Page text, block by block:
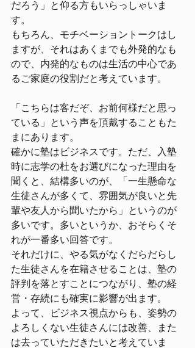
だろう」と仰る方もいらっしゃいま
す。
もちろん、モチベーショントークはし
ますが、それはあくまでも外発的なも
ので、内発的なものは生活の中心であ
るご家庭の役割だと考えています。
「こちらは客だぞ、お前何様だと思っ
ている」という声を頂戴することもた
まにあります。
確かに塾はビジネスです。ただ、入塾
時に志学の杜をお選びになった理由を
聞くと、結構多いのが、「一生懸命な
生徒さんが多くて、雰囲気が良いと先
輩や友人から聞いたから」というのが
多いです。多いというか、おそらくそ
れが一番多い回答です。
それだけに、やる気がなくだらだらし
た生徒さんを在籍させることは、塾の
評判を落とすことにつながり、塾の経
営・存続にも確実に影響が出ます。
よって、ビジネス視点からも、姿勢の
よろしくない生徒さんには改善、また
は去っていただきたいと考えていま